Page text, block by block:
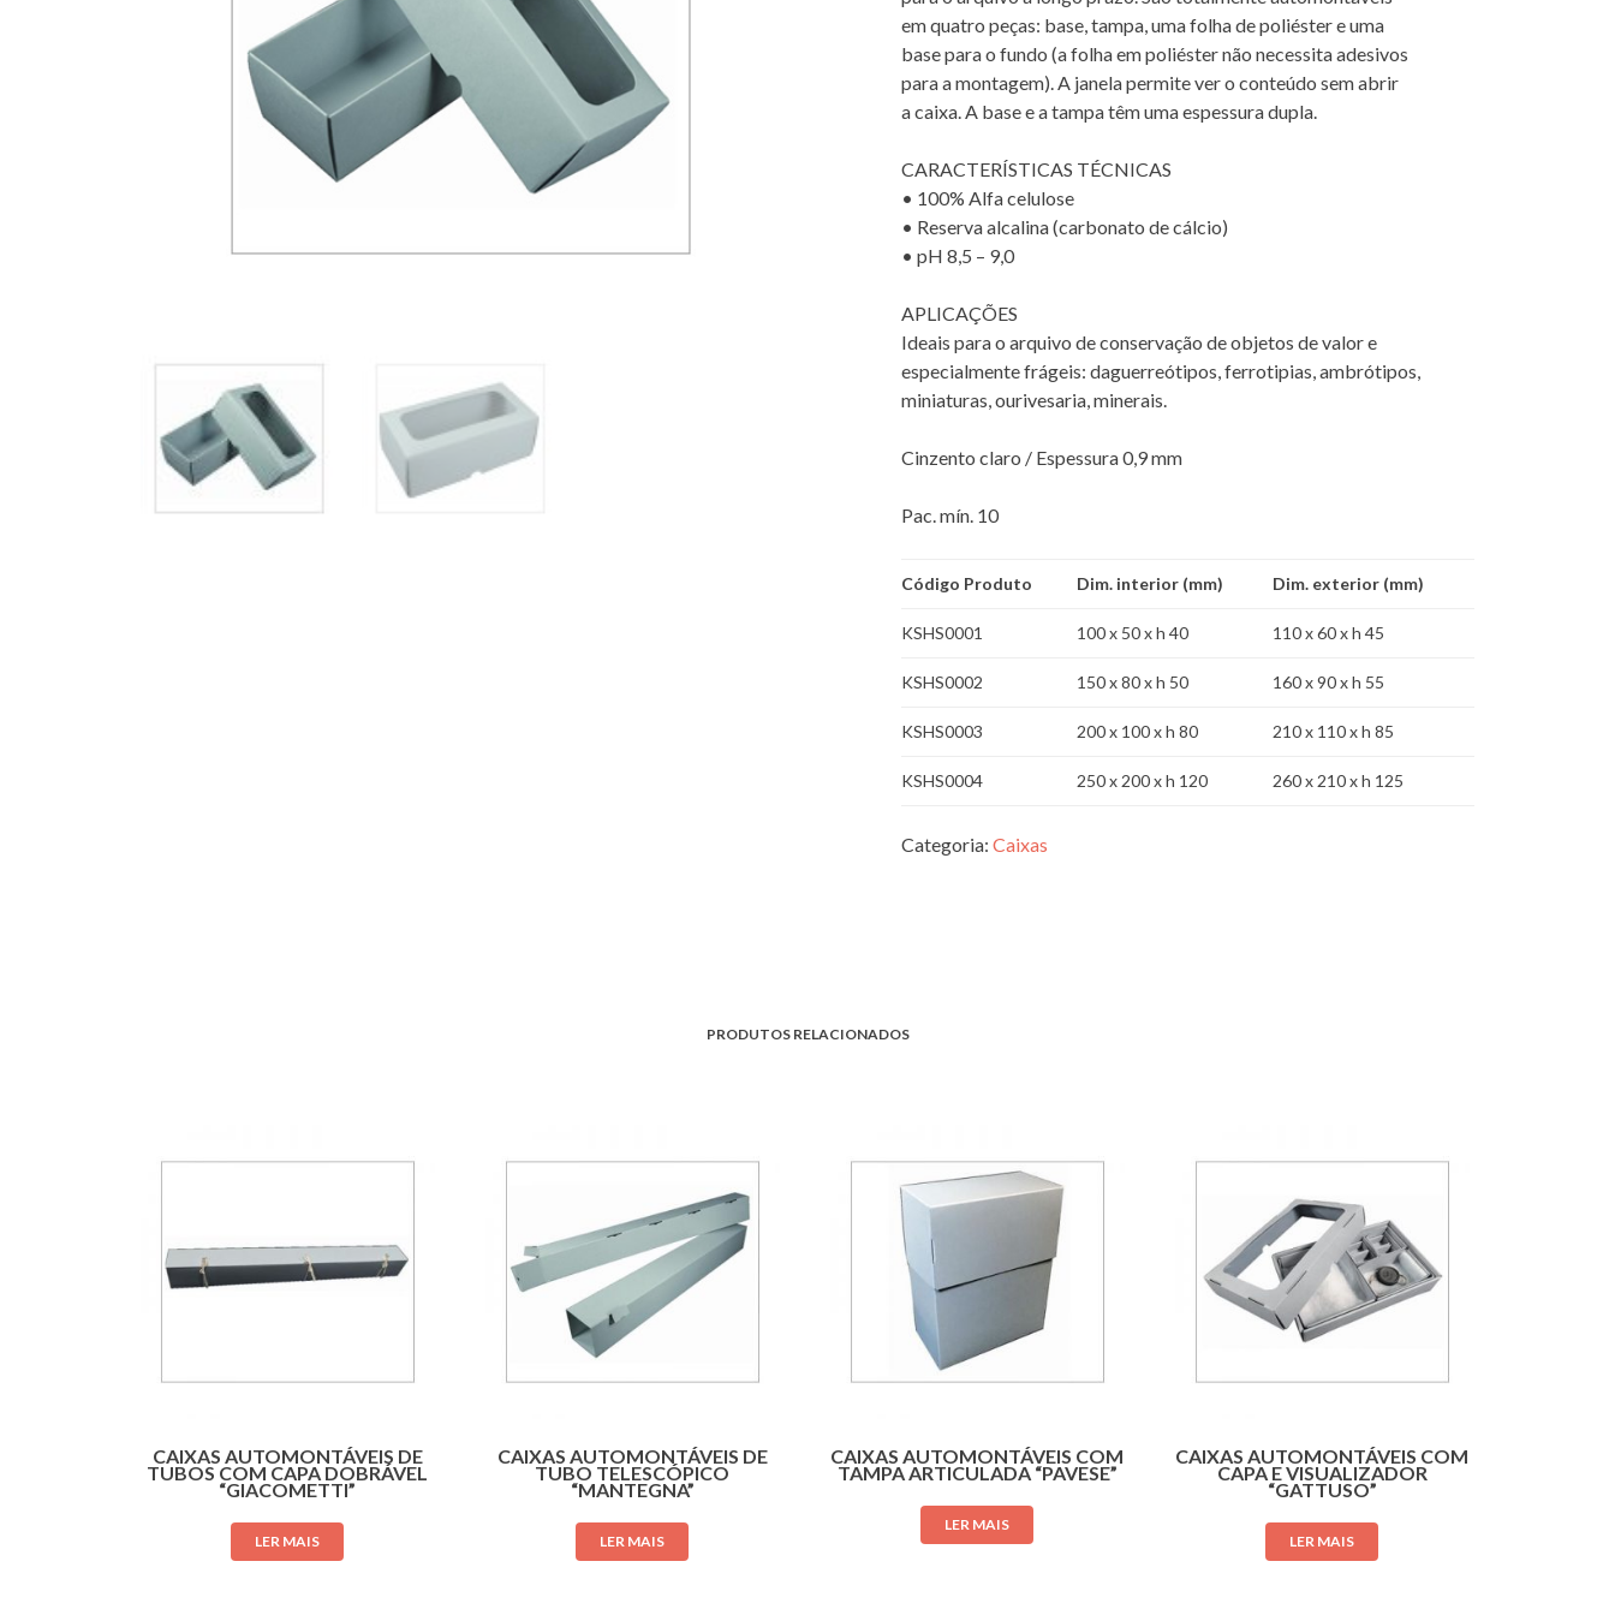
em quatro peças: base, tampa, uma folha de poliéster e uma
base para o fundo (a folha em poliéster não necessita adesivos
para a montagem). A janela permite ver o conteúdo sem abrir
a caixa. A base e a tampa têm uma espessura dupla.
CARACTERÍSTICAS TÉCNICAS
• 100% Alfa celulose
• Reserva alcalina (carbonato de cálcio)
• pH 8,5 – 9,0
APLICAÇÕES
Ideais para o arquivo de conservação de objetos de valor e
especialmente frágeis: daguerreótipos, ferrotipias, ambrótipos,
miniaturas, ourivesaria, minerais.
Cinzento claro / Espessura 0,9 mm
Pac. mín. 10
Código Produto Dim. interior (mm) Dim. exterior (mm)
KSHS0001 100 x 50 x h 40 110 x 60 x h 45
KSHS0002 150 x 80 x h 50 160 x 90 x h 55
KSHS0003 200 x 100 x h 80 210 x 110 x h 85
KSHS0004 250 x 200 x h 120 260 x 210 x h 125
Categoria: Caixas
PRODUTOS RELACIONADOS
CAIXAS AUTOMONTÁVEIS DE
TUBOS COM CAPA DOBRÁVEL
“GIACOMETTI”
LER MAIS
CAIXAS AUTOMONTÁVEIS DE
TUBO TELESCÓPICO
“MANTEGNA”
LER MAIS
CAIXAS AUTOMONTÁVEIS COM
TAMPA ARTICULADA “PAVESE”
LER MAIS
CAIXAS AUTOMONTÁVEIS COM
CAPA E VISUALIZADOR
“GATTUSO”
LER MAIS